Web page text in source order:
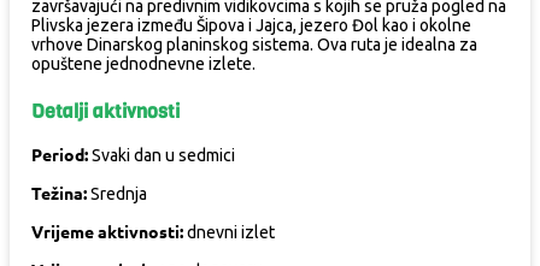
završavajući na predivnim vidikovcima s kojih se pruža pogled na
Plivska jezera između Šipova i Jajca, jezero Đol kao i okolne
vrhove Dinarskog planinskog sistema. Ova ruta je idealna za
opuštene jednodnevne izlete.
Detalji aktivnosti
Period:Svaki dan u sedmici
Težina:Srednja
Vrijeme aktivnosti:dnevni izlet